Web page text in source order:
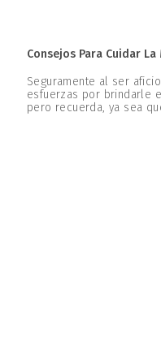
Consejos Para Cuidar
Seguramente al ser
esfuerzas por brindarle
pero recuerda, ya sea